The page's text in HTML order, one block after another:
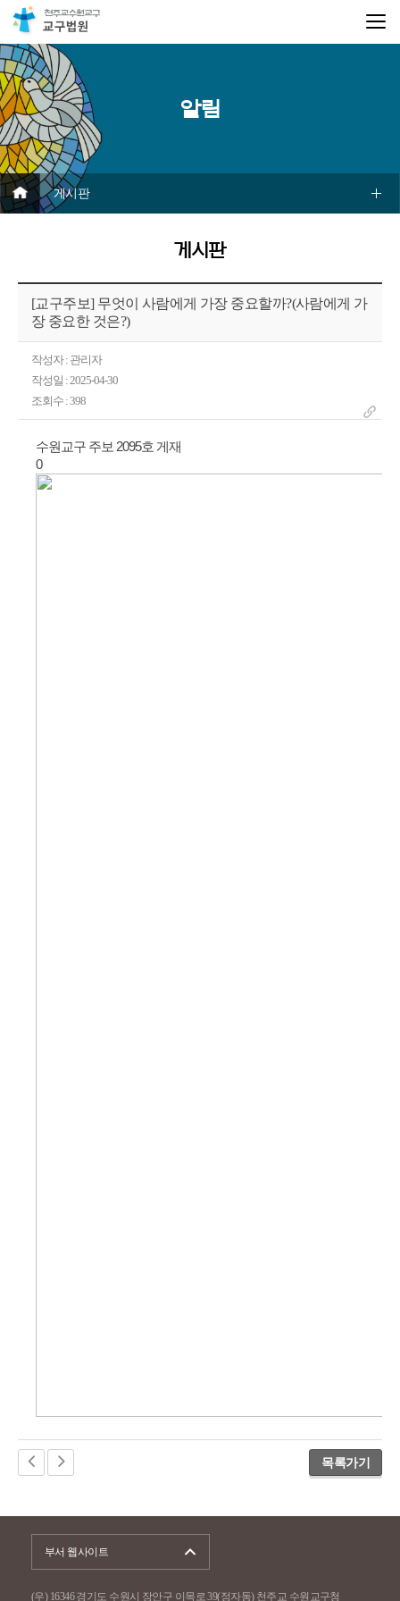
알림
게시판
게시판
[교구주보] 무엇이 사람에게 가장 중요할까?(사람에게 가
장 중요한 것은?)
작성자 : 관리자
작성일 : 2025-04-30
조회수 : 398
수원교구 주보 2095호 게재
0
목록가기
부서 웹사이트
(우) 16346 경기도 수원시 장안구 이목로 39(정자동) 천주교 수원교구청